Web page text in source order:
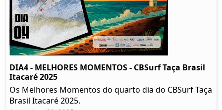
DIA4 - MELHORES MOMENTOS - CBSurf Taça Brasil
Itacaré 2025
Os Melhores Momentos do quarto dia do CBSurf Taça
Brasil Itacaré 2025.